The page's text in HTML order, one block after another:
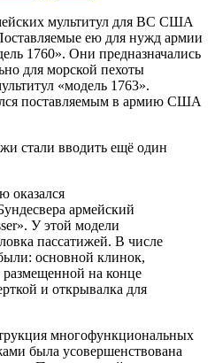
мультитул для ВС США
ею для нужд армии
1760». Они предназначались
для морской пехоты
«модель 1763».
поставляемым в армию США
стали вводить ещё один
оказался
армейский
У этой модели
пассатижей. В числе
основной клинок,
на конце
и открывалка для
многофункциональных
была усовершенствована